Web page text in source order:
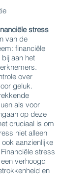
stress
van de
financiële
aan het
over
geluk.
als voor
op deze
cruciaal is om
niet alleen
aanzienlijke
stress
verhoogd
en